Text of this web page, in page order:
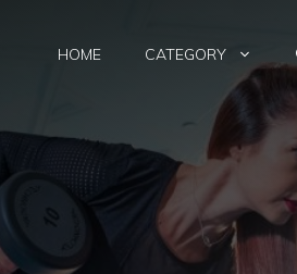
HOME CATEGORY